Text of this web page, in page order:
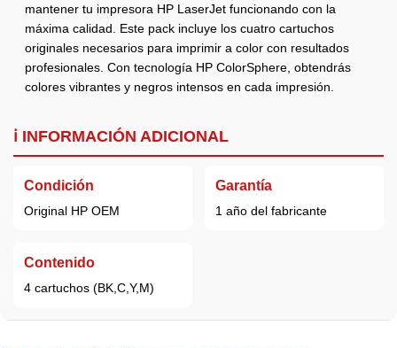
mantener tu impresora HP LaserJet funcionando con la
máxima calidad. Este pack incluye los cuatro cartuchos
originales necesarios para imprimir a color con resultados
profesionales. Con tecnología HP ColorSphere, obtendrás
colores vibrantes y negros intensos en cada impresión.
ℹ️ INFORMACIÓN ADICIONAL
Condición
Original HP OEM
Garantía
1 año del fabricante
Contenido
4 cartuchos (BK,C,Y,M)